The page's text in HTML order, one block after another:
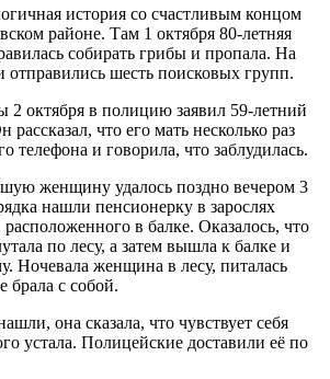
история со счастливым концом
районе. Там 1 октября 80-летняя
собирать грибы и пропала. На
отправились шесть поисковых групп.
октября в полицию заявил 59-летний
что его мать несколько раз
телефона и говорила, что заблудилась.
женщину удалось поздно вечером 3
нашли пенсионерку в зарослях
в балке. Оказалось, что
по лесу, а затем вышла к балке и
Ночевала женщина в лесу, питалась
брала с собой.
она сказала, что чувствует себя
устала. Полицейские доставили её по